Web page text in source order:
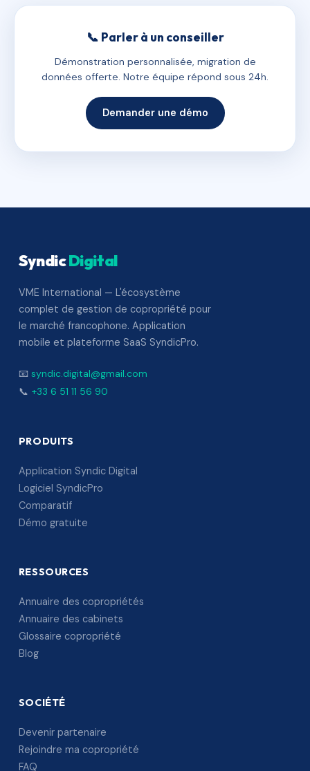
📞 Parler à un conseiller
Démonstration personnalisée, migration de
données offerte. Notre équipe répond sous 24h.
Demander une démo
SyndicDigital
VME International — L'écosystème
complet de gestion de copropriété pour
le marché francophone. Application
mobile et plateforme SaaS SyndicPro.
📧 syndic.digital@gmail.com
📞 +33 6 51 11 56 90
PRODUITS
Application Syndic Digital
Logiciel SyndicPro
Comparatif
Démo gratuite
RESSOURCES
Annuaire des copropriétés
Annuaire des cabinets
Glossaire copropriété
Blog
SOCIÉTÉ
Devenir partenaire
Rejoindre ma copropriété
FAQ